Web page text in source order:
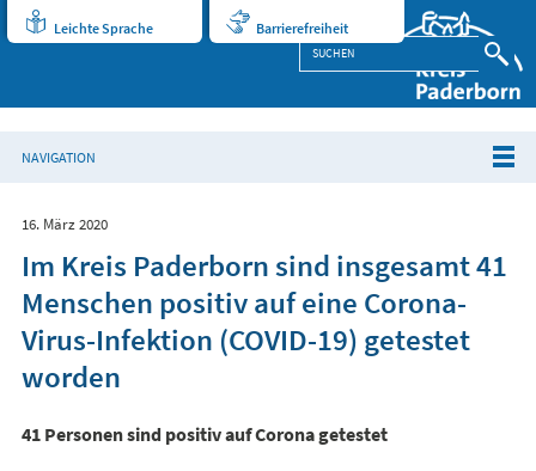
Leichte Sprache Barrierefreiheit
NAVIGATION
16. März 2020
Im Kreis Paderborn sind insgesamt 41
Menschen positiv auf eine Corona-
Virus-Infektion (COVID-19) getestet
worden
41 Personen sind positiv auf Corona getestet